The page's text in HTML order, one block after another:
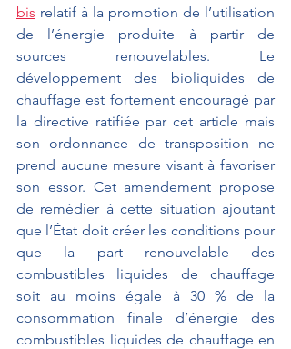
bis relatif à la promotion de l’utilisation
de l’énergie produite à partir de
sources renouvelables. Le
développement des bioliquides de
chauffage est fortement encouragé par
la directive ratifiée par cet article mais
son ordonnance de transposition ne
prend aucune mesure visant à favoriser
son essor. Cet amendement propose
de remédier à cette situation ajoutant
que l’État doit créer les conditions pour
que la part renouvelable des
combustibles liquides de chauffage
soit au moins égale à 30 % de la
consommation finale d’énergie des
combustibles liquides de chauffage en